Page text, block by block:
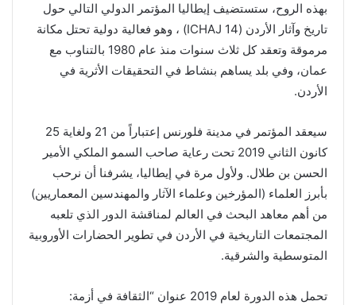
بهذه الروح، ستستضيف إيطاليا المؤتمر الدولي التالي حول
تاريخ وآثار الأردن (ICHAJ 14) ، وهو فعالية دولية تحتل مكانة
مرموقة وتعقد كل ثلاث سنوات منذ عام 1980 بالتناوب مع
عمان، وفي بلد يساهم بنشاط في التحقيقات الأثرية في
الأردن.
سيعقد المؤتمر في مدينة فلورنس إعتباراً من 21 ولغاية 25
كانون الثاني 2019 تحت رعاية صاحب السمو الملكي الأمير
الحسن بن طلال. ولأول مرة في إيطاليا، يشرفنا أن نرحب
بأبرز العلماء (المؤرخين وعلماء الآثار والمهندسين المعماريين)
من أهم معاهد البحث في العالم لمناقشة الدور الذي تلعبه
المجتمعات التاريخية في الأردن في تطوير الحضارات الأوروبية
المتوسطية والشرقية.
تحمل هذه الدورة لعام 2019 عنوان “الثقافة في أزمة: